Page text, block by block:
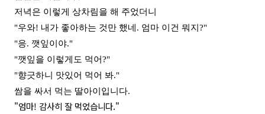
저녁은 이렇게 상차림을 해 주었더니
"우와! 내가 좋아하는 것만 했네. 엄마 이건 뭐지?"
"응. 깻잎이야."
"깻잎을 이렇게도 먹어?"
"향긋하니 맛있어 먹어 봐."
쌈을 싸서 먹는 딸아이입니다.
"엄마! 감사히 잘 먹었습니다."